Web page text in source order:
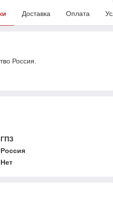
Доставка Оплата
Россия.
ГПЗ
Россия
Нет